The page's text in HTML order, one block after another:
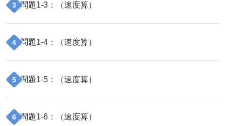
3 問題1-3 ：（速度算）
4 問題1-4 ：（速度算）
5 問題1-5 ：（速度算）
6 問題1-6 ：（速度算）